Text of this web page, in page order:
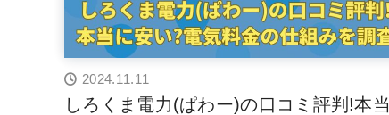
2024.11.11
しろくま電力(ぱわー)の口コミ評判!本当